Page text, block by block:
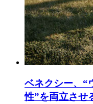
ベネクシー、“
性”を両立させ